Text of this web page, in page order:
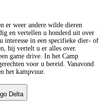
er weer andere wilde dieren
en vertellen u honderd uit over
interesse in een specifieke dier- of
hij vertelt u er alles over.
game drive. In het Camp
voor u bereid. Vanavond
het kampvuur.
Delta